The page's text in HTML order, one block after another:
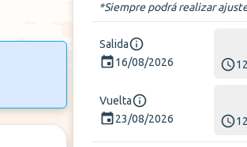
*Siempre podrá realizar
Salida
16/08/2026
Vuelta
23/08/2026